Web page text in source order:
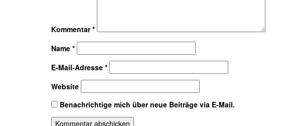
Kommentar*
Name *
E-Mail-Adresse *
Website
Benachrichtige mich über neue Beiträge via E-Mail.